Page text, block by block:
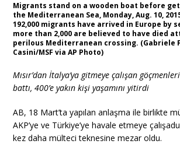
Migrants stand on a wooden boat before
the Mediterranean Sea, Monday, Aug. 10,
192,000 migrants have arrived in Europe by
more than 2,000 are believed to have died
perilous Mediterranean crossing. (Gabriele
Casini/MSF via AP Photo)
Mısır’dan İtalya’ya gitmeye çalışan
battı, 400’e yakın kişi yaşamını yitirdi
AB, 18 Mart’ta yapılan anlaşma ile birlikte
AKP’ye ve Türkiye’ye havale etmeye
kez daha mülteci teknesine mezar oldu.